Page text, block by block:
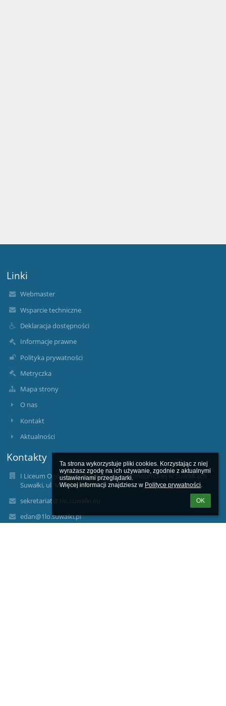
Ta strona wykorzystuje pliki cookies. Korzystając z niej
wyrażasz zgodę na ich używanie, zgodnie z aktualnymi
ustawieniami przeglądarki.
Więcej informacji znajdziesz w Polityce prywatności.
OK
Linki
Webmaster
Wsparcie techniczne
Deklaracja dostępności
Informacje prawne
Polityka prywatności
Metryczka
Mapa strony
O nas
Kontakt
Aktualności
Kontakty
I Liceum Ogólnokształcące im. Marii Konopnickiej w Suwałkach
Suwałki, ul. Mickiewicza 3
sekretariat@1lo.suwalki.eu
edan@1lo.suwalki.pl